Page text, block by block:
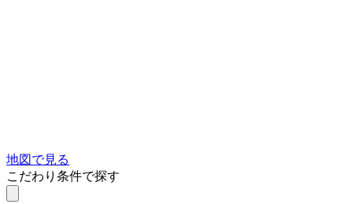
地図で見る
こだわり条件で探す